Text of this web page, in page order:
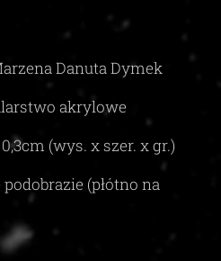
Danuta Dymek
akrylowe
0,3cm (wys. x szer. x gr.)
(płótno na